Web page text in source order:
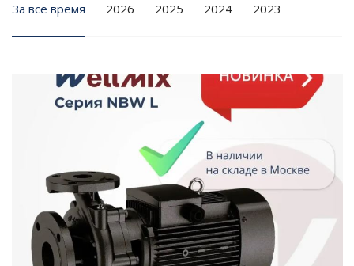
За все время 2026 2025 2024 2023